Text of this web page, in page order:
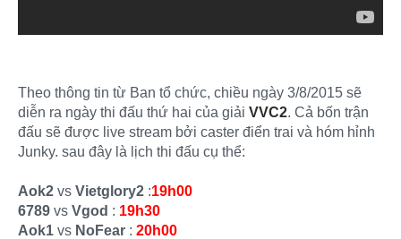
Theo thông tin từ Ban tổ chức, chiều ngày 3/8/2015 sẽ
diễn ra ngày thi đấu thứ hai của giải VVC2. Cả bốn trận
đấu sẽ được live stream bởi caster điển trai và hóm hỉnh
Junky. sau đây là lịch thi đấu cụ thể:
Aok2 vs Vietglory2 :19h00
6789 vs Vgod : 19h30
Aok1 vs NoFear : 20h00